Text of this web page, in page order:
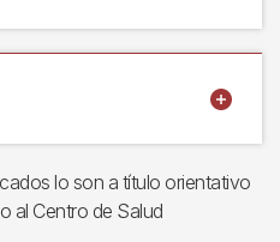
lo son a título orientativo
al Centro de Salud